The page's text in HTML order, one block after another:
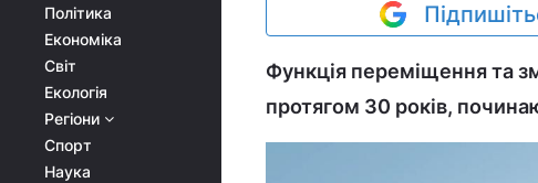
Політика
Економіка
Світ
Екологія
Регіони
Спорт
Наука
Функція переміщення та
протягом 30 років,